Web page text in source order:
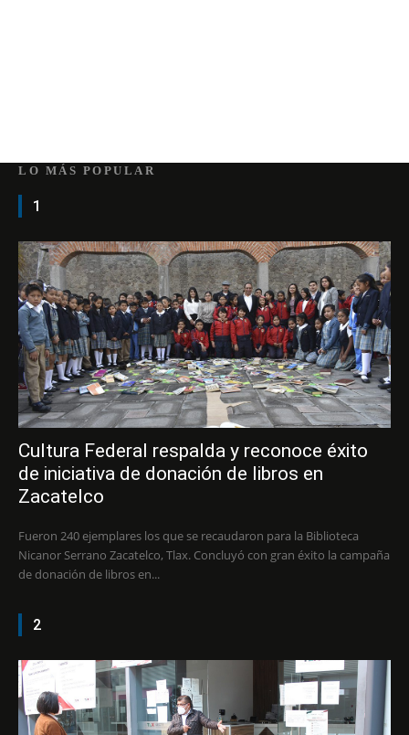
LO MÁS POPULAR
1
Cultura Federal respalda y reconoce éxito
de iniciativa de donación de libros en
Zacatelco
Fueron 240 ejemplares los que se recaudaron para la Biblioteca
Nicanor Serrano Zacatelco, Tlax. Concluyó con gran éxito la campaña
de donación de libros en...
2